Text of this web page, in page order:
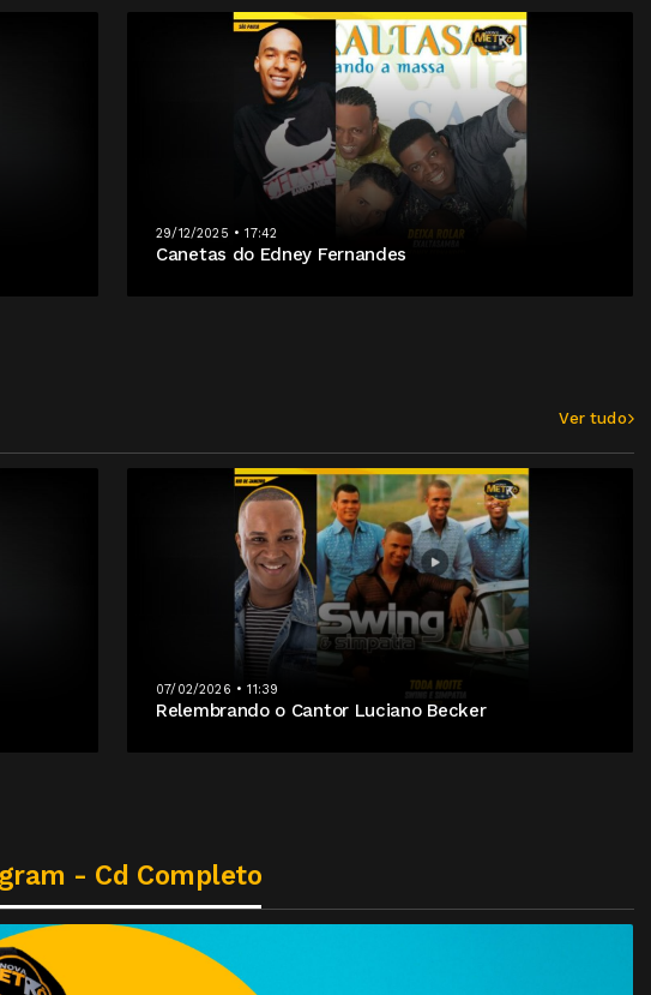
29/12/2025 • 17:42
Canetas do Edney Fernandes
Ver tudo
07/02/2026 • 11:39
Relembrando o Cantor Luciano Becker
- Cd Completo